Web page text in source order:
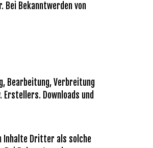
Bekanntwerden von
Bearbeitung, Verbreitung
Downloads und
Inhalte Dritter als solche